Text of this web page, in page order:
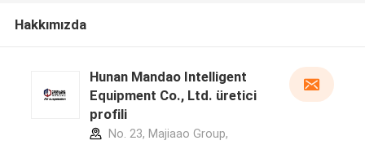
Hakkımızda
Hunan Mandao Intelligent
Equipment Co., Ltd. üretici
profili
No. 23, Majiaao Group,